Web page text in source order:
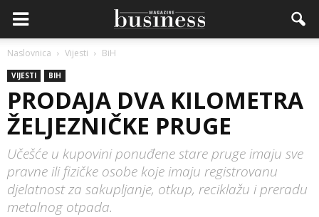
Naslovnica Vijesti BiH
VIJESTI BIH
PRODAJA DVA KILOMETRA
ŽELJEZNIČKE PRUGE
Učešće u kupovini ponuđene stare pruge imaju sve
pravne ili fizičke osobe koje imaju registrovanu
djelatnost za sakupljanje, otkup, reciklažu i preradu
metalnog otpada.